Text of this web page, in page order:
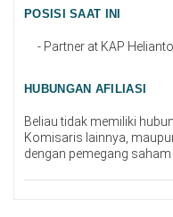
POSISI SAAT INI
- Partner at KAP
HUBUNGAN AFILIASI
Beliau tidak memiliki
Komisaris lainnya,
dengan pemegang